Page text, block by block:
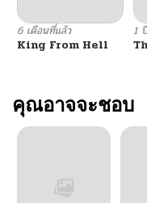
ตอนที่ 32
ตอนที่ 31
ตอนที่ 30
6 เดือนที่แล้ว
King From Hell
1
คุณอาจจะชอบ